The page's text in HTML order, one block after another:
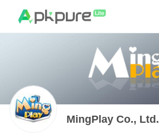
MingPlay Co., Ltd.